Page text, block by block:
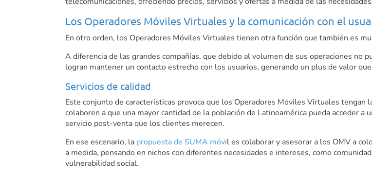
Los Operadores Móviles Virtuales y la comunicación con el
En otro orden, los Operadores Móviles Virtuales tienen otra función que también es
A diferencia de las grandes compañías, que debido al volumen de sus operaciones no
logran mantener un contacto estrecho con los usuarios, generando un plus de valor
Servicios de calidad
Este conjunto de características provoca que los Operadores Móviles Virtuales tengan
colaboren a que una mayor cantidad de la población de Latinoamérica pueda acceder
servicio post-venta que los clientes merecen.
En ese escenario, la propuesta de SUMA móvil es colaborar y asesorar a los OMV a
a medida, pensando en nichos con diferentes necesidades e intereses, como
vulnerabilidad social.